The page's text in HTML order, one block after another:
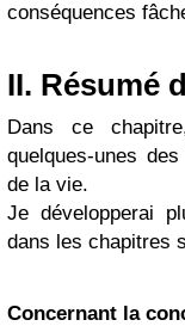
conséquences
II. Résumé
Dans ce
quelques-unes
de la vie.
Je développerai
dans les chapitres
Concernant la